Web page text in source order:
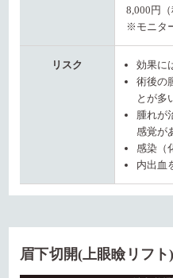
8,000円（
※モニタ
リスク
効果に
術後の
とが多
腫れが
感覚が
感染（
内出血
眉下切開(上眼瞼リフ